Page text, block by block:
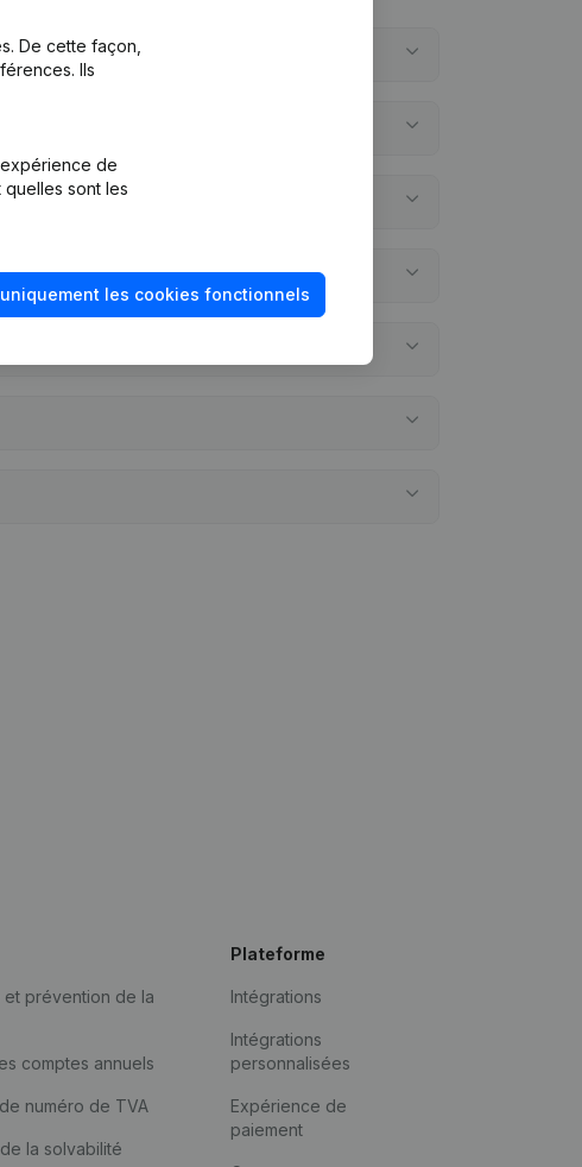
De cette façon,
Ils
de
sont les
les cookies fonctionnels
et prévention de la
comptes annuels
numéro de TVA
la solvabilité
Plateforme
Intégrations
Intégrations
personnalisées
Expérience de
paiement